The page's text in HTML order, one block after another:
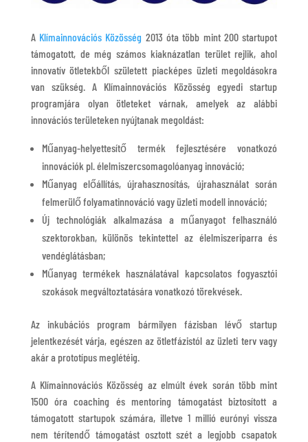
A Klímainnovációs Közösség 2013 óta több mint 200 startupot
támogatott, de még számos kiaknázatlan terület rejlik, ahol
innovatív ötletekből született piacképes üzleti megoldásokra
van szükség. A Klímainnovációs Közösség egyedi startup
programjára olyan ötleteket várnak, amelyek az alábbi
innovációs területeken nyújtanak megoldást:
Műanyag-helyettesítő termék fejlesztésére vonatkozó
innovációk pl. élelmiszercsomagolóanyag innováció;
Műanyag előállítás, újrahasznosítás, újrahasználat során
felmerülő folyamatinnováció vagy üzleti modell innováció;
Új technológiák alkalmazása a műanyagot felhasználó
szektorokban, különös tekintettel az élelmiszeriparra és
vendéglátásban;
Műanyag termékek használatával kapcsolatos fogyasztói
szokások megváltoztatására vonatkozó törekvések.
Az inkubációs program bármilyen fázisban lévő startup
jelentkezését várja, egészen az ötletfázistól az üzleti terv vagy
akár a prototípus meglétéig.
A Klímainnovációs Közösség az elmúlt évek során több mint
1500 óra coaching és mentoring támogatást biztosított a
támogatott startupok számára, illetve 1 millió eurónyi vissza
nem térítendő támogatást osztott szét a legjobb csapatok